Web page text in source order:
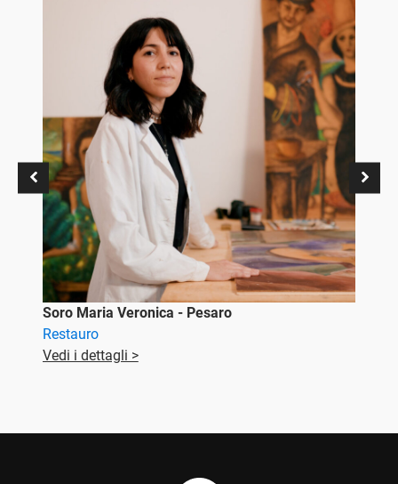
Soro Maria Veronica - Pesaro
Restauro
Vedi i dettagli >